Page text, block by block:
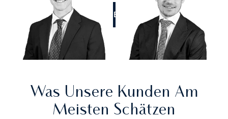
RUFEN SIE UNS AN
Was Unsere Kunden Am
Meisten Schätzen